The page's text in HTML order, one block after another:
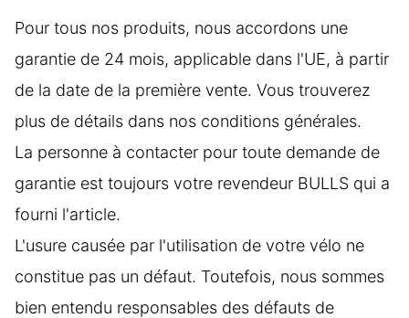
Pour tous nos produits, nous accordons une
garantie de 24 mois, applicable dans l'UE, à partir
de la date de la première vente. Vous trouverez
plus de détails dans nos conditions générales.
La personne à contacter pour toute demande de
garantie est toujours votre revendeur BULLS qui a
fourni l'article.
L'usure causée par l'utilisation de votre vélo ne
constitue pas un défaut. Toutefois, nous sommes
bien entendu responsables des défauts de